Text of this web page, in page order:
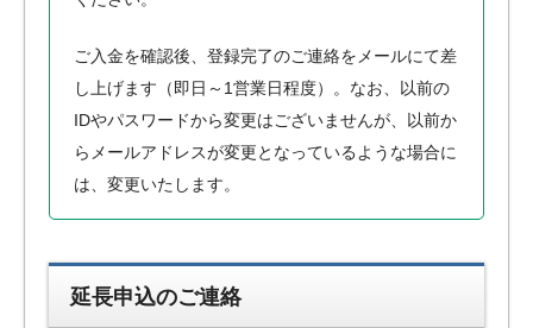
ご入金を確認後、登録完了のご連絡をメールにて差
し上げます（即日～1営業日程度）。なお、以前の
IDやパスワードから変更はございませんが、以前か
らメールアドレスが変更となっているような場合に
は、変更いたします。
延長申込のご連絡